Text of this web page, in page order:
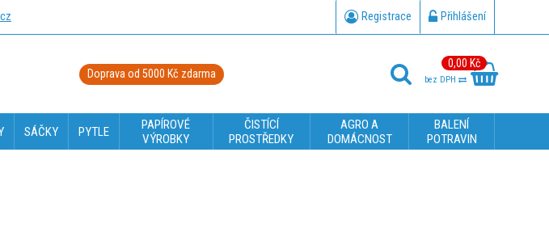
Registrace Přihlášení
Doprava od 5000 Kč zdarma
0,00 Kč
bez DPH
SÁČKY PYTLE
PAPÍROVÉ
VÝROBKY
ČISTÍCÍ
PROSTŘEDKY
AGRO A
DOMÁCNOST
BALENÍ
POTRAVIN